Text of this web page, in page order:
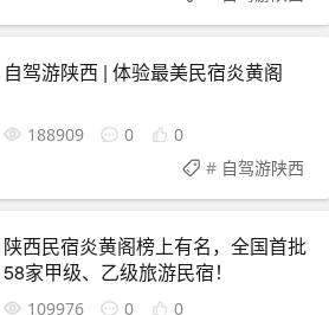
自驾游陕西 | 体验最美民宿炎黄阁
188909 0
0
#自驾游陕西
陕西民宿炎黄阁榜上有名，全国首批
58家甲级、乙级旅游民宿！
109976 0
0